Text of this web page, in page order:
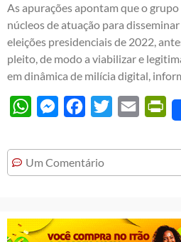
As apurações apontam que o
núcleos de atuação para
eleições presidenciais de 2022,
pleito, de modo a viabilizar e
em dinâmica de milícia digital,
WhatsAppMessengerFacebook
Twitter Email
Um Comentário